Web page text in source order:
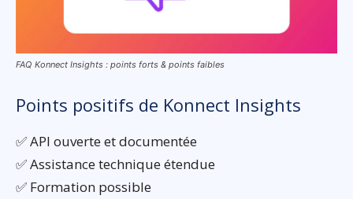
FAQ Konnect Insights : points forts & points faibles
Points positifs de Konnect Insights
✅ API ouverte et documentée
✅ Assistance technique étendue
✅ Formation possible